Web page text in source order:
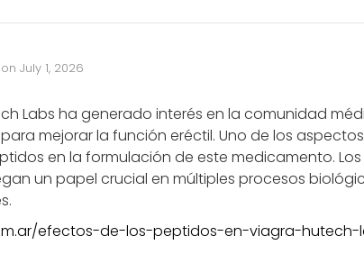
on July 1, 2026
Labs ha generado interés en la comunidad
mejorar la función eréctil. Uno de los
en la formulación de este medicamento.
un papel crucial en múltiples procesos
efectos-de-los-peptidos-en-viagra-hutech-